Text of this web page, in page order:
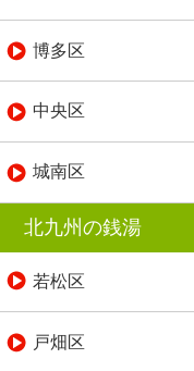
博多区
中央区
城南区
北九州の銭湯
若松区
戸畑区